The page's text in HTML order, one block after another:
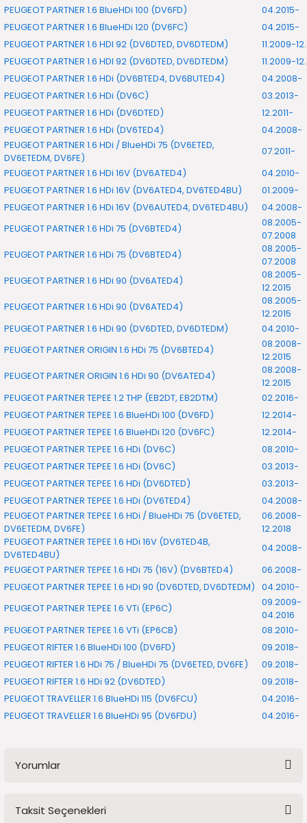
PEUGEOT PARTNER 1.6 BlueHDi 100 (DV6FD)
04.2015-
PEUGEOT PARTNER 1.6 BlueHDi 120 (DV6FC)
04.2015-
PEUGEOT PARTNER 1.6 HDI 92 (DV6DTED, DV6DTEDM)
11.2009-
PEUGEOT PARTNER 1.6 HDI 92 (DV6DTED, DV6DTEDM)
11.2009-
PEUGEOT PARTNER 1.6 HDi (DV6BTED4, DV6BUTED4)
04.2008-
PEUGEOT PARTNER 1.6 HDi (DV6C)
03.2013-
PEUGEOT PARTNER 1.6 HDi (DV6DTED)
12.2011-
PEUGEOT PARTNER 1.6 HDi (DV6TED4)
04.2008-
PEUGEOT PARTNER 1.6 HDi / BlueHDi 75 (DV6ETED,
DV6ETEDM, DV6FE)
07.2011-
PEUGEOT PARTNER 1.6 HDi 16V (DV6ATED4)
04.2010-
PEUGEOT PARTNER 1.6 HDi 16V (DV6ATED4, DV6TED4BU)
01.2009-
PEUGEOT PARTNER 1.6 HDi 16V (DV6AUTED4, DV6TED4BU)
04.2008-
PEUGEOT PARTNER 1.6 HDi 75 (DV6BTED4)
08.2005-
07.2008
PEUGEOT PARTNER 1.6 HDi 75 (DV6BTED4)
08.2005-
07.2008
PEUGEOT PARTNER 1.6 HDi 90 (DV6ATED4)
08.2005-
12.2015
PEUGEOT PARTNER 1.6 HDi 90 (DV6ATED4)
08.2005-
12.2015
PEUGEOT PARTNER 1.6 HDi 90 (DV6DTED, DV6DTEDM)
04.2010-
PEUGEOT PARTNER ORIGIN 1.6 HDi 75 (DV6BTED4)
08.2008-
12.2015
PEUGEOT PARTNER ORIGIN 1.6 HDi 90 (DV6ATED4)
08.2008-
12.2015
PEUGEOT PARTNER TEPEE 1.2 THP (EB2DT, EB2DTM)
02.2016-
PEUGEOT PARTNER TEPEE 1.6 BlueHDi 100 (DV6FD)
12.2014-
PEUGEOT PARTNER TEPEE 1.6 BlueHDi 120 (DV6FC)
12.2014-
PEUGEOT PARTNER TEPEE 1.6 HDi (DV6C)
08.2010-
PEUGEOT PARTNER TEPEE 1.6 HDi (DV6C)
03.2013-
PEUGEOT PARTNER TEPEE 1.6 HDi (DV6DTED)
03.2013-
PEUGEOT PARTNER TEPEE 1.6 HDi (DV6TED4)
04.2008-
PEUGEOT PARTNER TEPEE 1.6 HDi / BlueHDi 75 (DV6ETED,
DV6ETEDM, DV6FE)
06.2008-
12.2018
PEUGEOT PARTNER TEPEE 1.6 HDi 16V (DV6TED4B,
DV6TED4BU)
04.2008-
PEUGEOT PARTNER TEPEE 1.6 HDi 75 (16V) (DV6BTED4)
06.2008-
PEUGEOT PARTNER TEPEE 1.6 HDi 90 (DV6DTED, DV6DTEDM) 04.2010-
PEUGEOT PARTNER TEPEE 1.6 VTi (EP6C)
09.2009-
04.2016
PEUGEOT PARTNER TEPEE 1.6 VTi (EP6CB)
08.2010-
PEUGEOT RIFTER 1.6 BlueHDi 100 (DV6FD)
09.2018-
PEUGEOT RIFTER 1.6 HDi 75 / BlueHDi 75 (DV6ETED, DV6FE)
09.2018-
PEUGEOT RIFTER 1.6 HDi 92 (DV6DTED)
09.2018-
PEUGEOT TRAVELLER 1.6 BlueHDi 115 (DV6FCU)
04.2016-
PEUGEOT TRAVELLER 1.6 BlueHDi 95 (DV6FDU)
04.2016-
Yorumlar
Taksit Seçenekleri